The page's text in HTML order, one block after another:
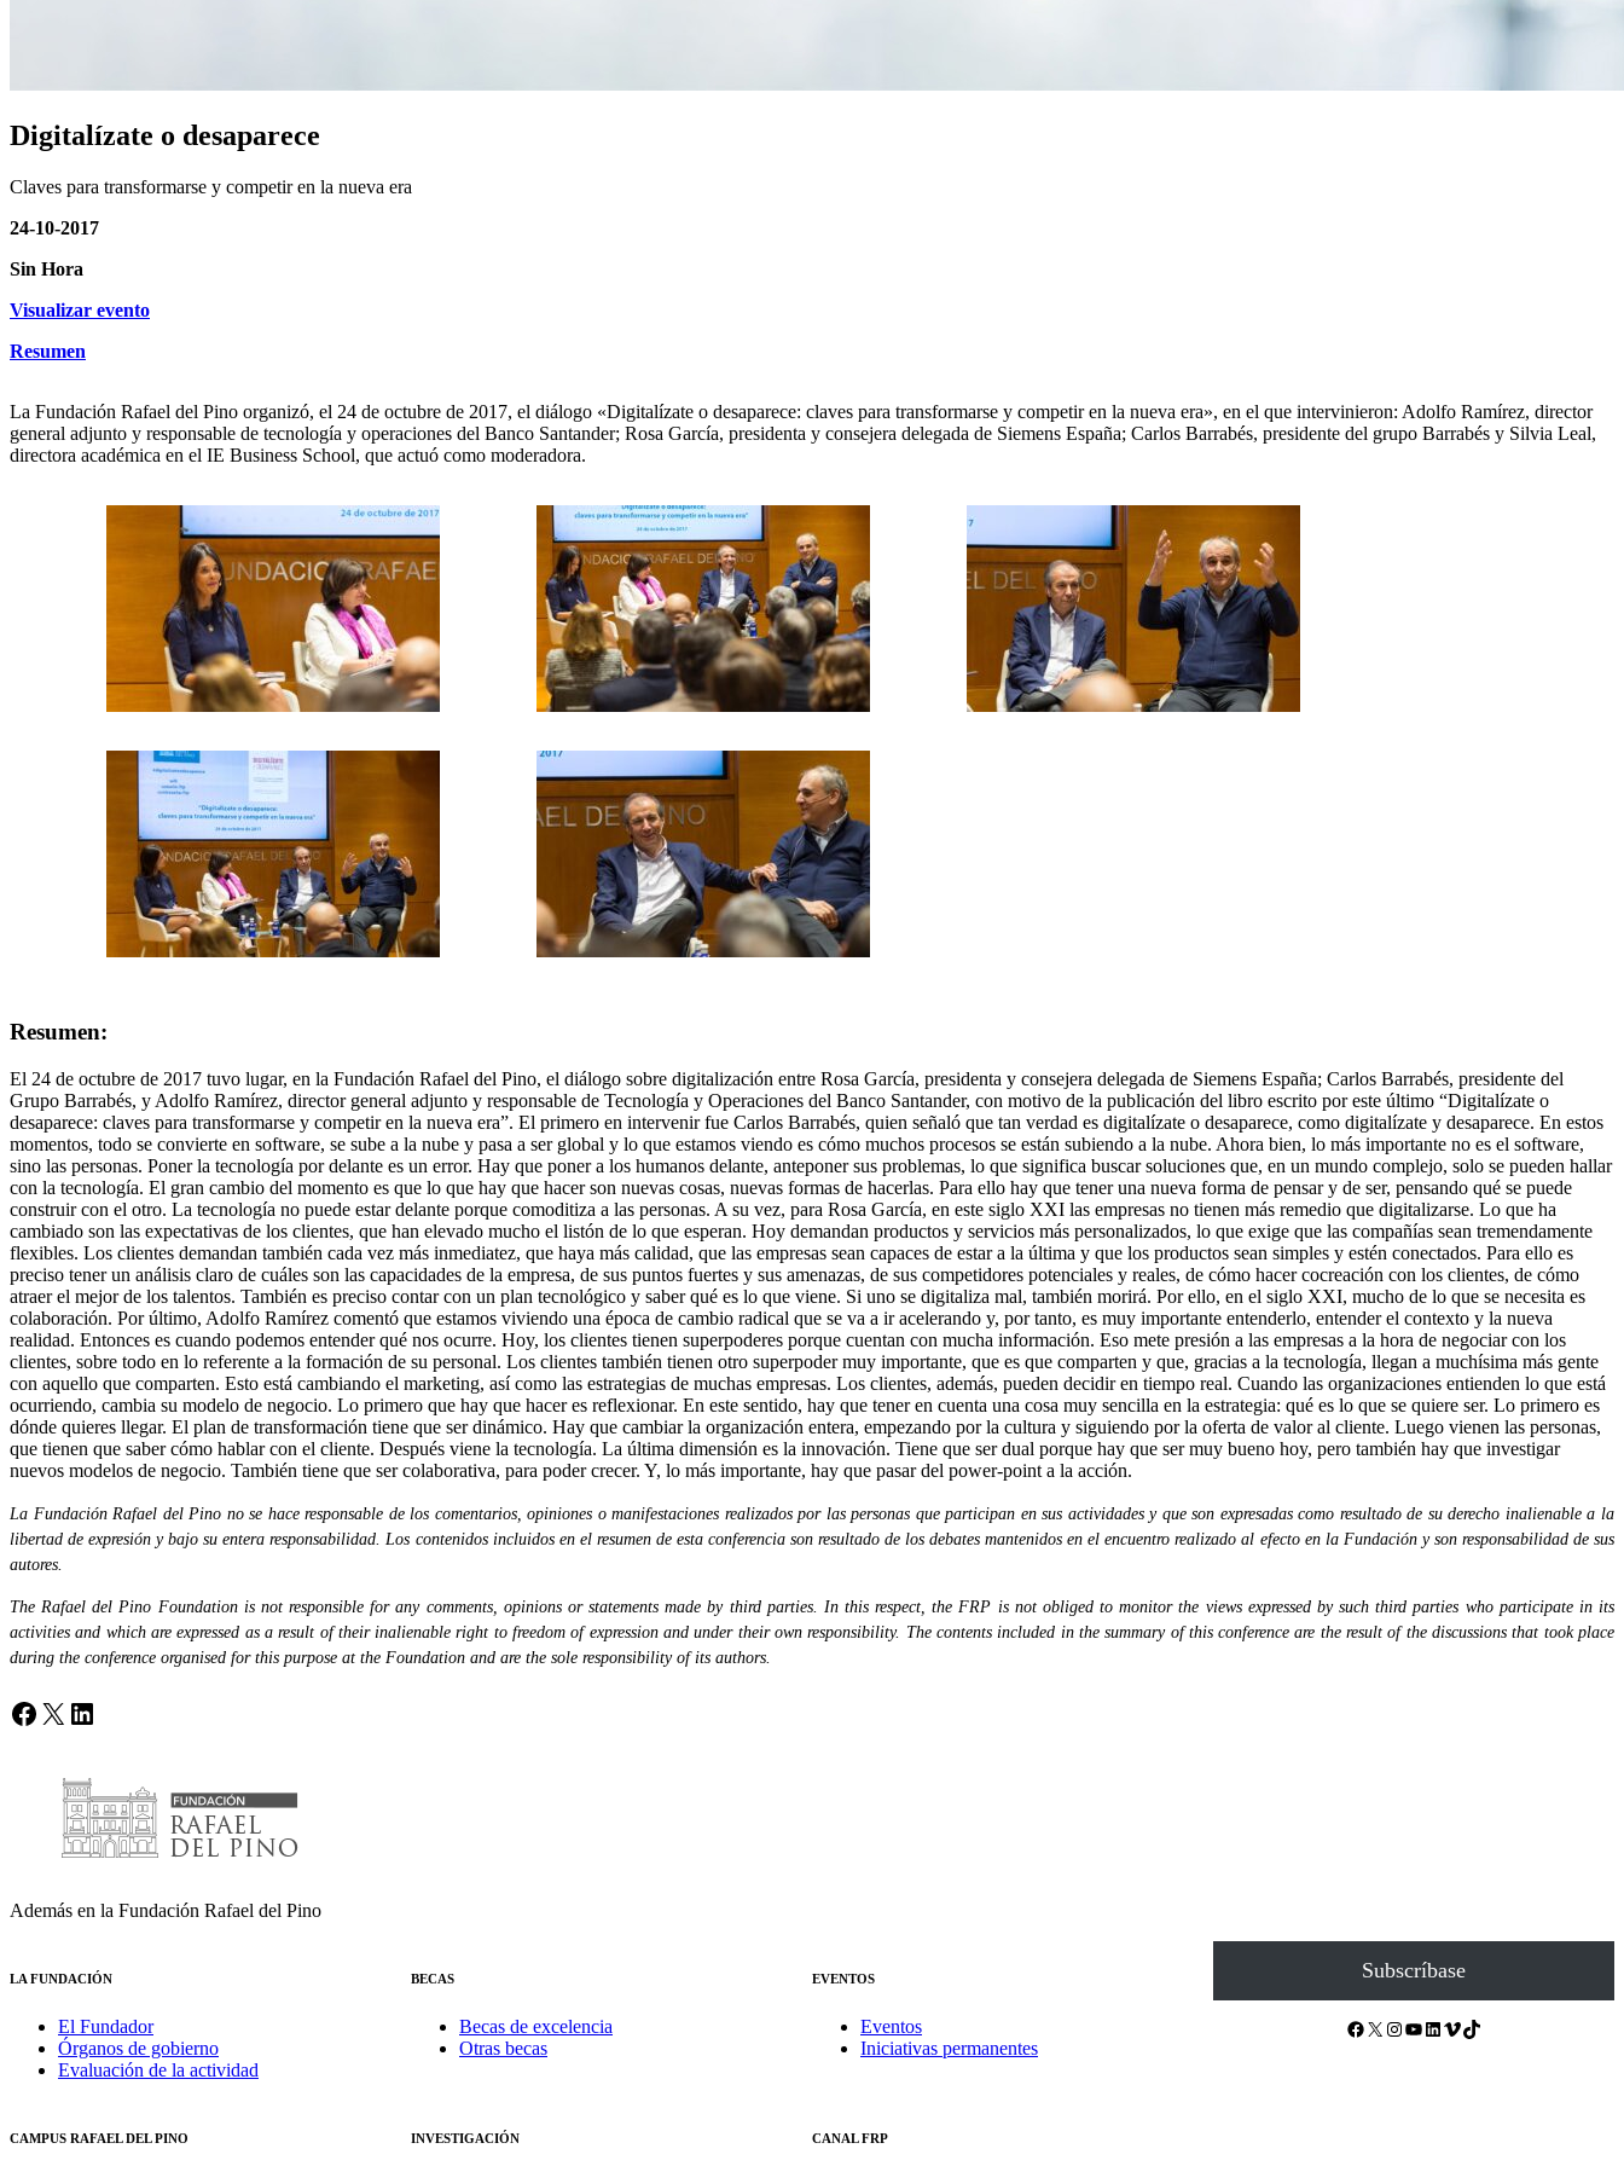
Digitalízate o desaparece
Claves para transformarse y competir en la nueva era
24-10-2017
Sin Hora
Visualizar evento
Resumen
La Fundación Rafael del Pino organizó, el 24 de octubre de 2017, el diálogo «Digitalízate o desaparece: claves para transformarse y competir en la nueva era», en el que intervinieron: Adolfo Ramírez, director
general adjunto y responsable de tecnología y operaciones del Banco Santander; Rosa García, presidenta y consejera delegada de Siemens España; Carlos Barrabés, presidente del grupo Barrabés y Silvia Leal,
directora académica en el IE Business School, que actuó como moderadora.
Resumen:
El 24 de octubre de 2017 tuvo lugar, en la Fundación Rafael del Pino, el diálogo sobre digitalización entre Rosa García, presidenta y consejera delegada de Siemens España; Carlos Barrabés, presidente del
Grupo Barrabés, y Adolfo Ramírez, director general adjunto y responsable de Tecnología y Operaciones del Banco Santander, con motivo de la publicación del libro escrito por este último “Digitalízate o
desaparece: claves para transformarse y competir en la nueva era”. El primero en intervenir fue Carlos Barrabés, quien señaló que tan verdad es digitalízate o desaparece, como digitalízate y desaparece. En estos
momentos, todo se convierte en software, se sube a la nube y pasa a ser global y lo que estamos viendo es cómo muchos procesos se están subiendo a la nube. Ahora bien, lo más importante no es el software,
sino las personas. Poner la tecnología por delante es un error. Hay que poner a los humanos delante, anteponer sus problemas, lo que significa buscar soluciones que, en un mundo complejo, solo se pueden hallar
con la tecnología. El gran cambio del momento es que lo que hay que hacer son nuevas cosas, nuevas formas de hacerlas. Para ello hay que tener una nueva forma de pensar y de ser, pensando qué se puede
construir con el otro. La tecnología no puede estar delante porque comoditiza a las personas. A su vez, para Rosa García, en este siglo XXI las empresas no tienen más remedio que digitalizarse. Lo que ha
cambiado son las expectativas de los clientes, que han elevado mucho el listón de lo que esperan. Hoy demandan productos y servicios más personalizados, lo que exige que las compañías sean tremendamente
flexibles. Los clientes demandan también cada vez más inmediatez, que haya más calidad, que las empresas sean capaces de estar a la última y que los productos sean simples y estén conectados. Para ello es
preciso tener un análisis claro de cuáles son las capacidades de la empresa, de sus puntos fuertes y sus amenazas, de sus competidores potenciales y reales, de cómo hacer cocreación con los clientes, de cómo
atraer el mejor de los talentos. También es preciso contar con un plan tecnológico y saber qué es lo que viene. Si uno se digitaliza mal, también morirá. Por ello, en el siglo XXI, mucho de lo que se necesita es
colaboración. Por último, Adolfo Ramírez comentó que estamos viviendo una época de cambio radical que se va a ir acelerando y, por tanto, es muy importante entenderlo, entender el contexto y la nueva
realidad. Entonces es cuando podemos entender qué nos ocurre. Hoy, los clientes tienen superpoderes porque cuentan con mucha información. Eso mete presión a las empresas a la hora de negociar con los
clientes, sobre todo en lo referente a la formación de su personal. Los clientes también tienen otro superpoder muy importante, que es que comparten y que, gracias a la tecnología, llegan a muchísima más gente
con aquello que comparten. Esto está cambiando el marketing, así como las estrategias de muchas empresas. Los clientes, además, pueden decidir en tiempo real. Cuando las organizaciones entienden lo que está
ocurriendo, cambia su modelo de negocio. Lo primero que hay que hacer es reflexionar. En este sentido, hay que tener en cuenta una cosa muy sencilla en la estrategia: qué es lo que se quiere ser. Lo primero es
dónde quieres llegar. El plan de transformación tiene que ser dinámico. Hay que cambiar la organización entera, empezando por la cultura y siguiendo por la oferta de valor al cliente. Luego vienen las personas,
que tienen que saber cómo hablar con el cliente. Después viene la tecnología. La última dimensión es la innovación. Tiene que ser dual porque hay que ser muy bueno hoy, pero también hay que investigar
nuevos modelos de negocio. También tiene que ser colaborativa, para poder crecer. Y, lo más importante, hay que pasar del power-point a la acción.
La Fundación Rafael del Pino no se hace responsable de los comentarios, opiniones o manifestaciones realizados por las personas que participan en sus actividades y que son expresadas como resultado de su derecho inalienable a la
libertad de expresión y bajo su entera responsabilidad. Los contenidos incluidos en el resumen de esta conferencia son resultado de los debates mantenidos en el encuentro realizado al efecto en la Fundación y son responsabilidad de sus
autores.
The Rafael del Pino Foundation is not responsible for any comments, opinions or statements made by third parties. In this respect, the FRP is not obliged to monitor the views expressed by such third parties who participate in its
activities and which are expressed as a result of their inalienable right to freedom of expression and under their own responsibility. The contents included in the summary of this conference are the result of the discussions that took place
during the conference organised for this purpose at the Foundation and are the sole responsibility of its authors.
Facebook
X LinkedIn
Además en la Fundación Rafael del Pino
LA FUNDACIÓN
El Fundador
Órganos de gobierno
Evaluación de la actividad
BECAS
Becas de excelencia
Otras becas
EVENTOS
Eventos
Iniciativas permanentes
Subscríbase
Facebook X Instagram YouTube LinkedIn Vimeo TikTok
CAMPUS RAFAEL DEL PINO INVESTIGACIÓN CANAL FRP